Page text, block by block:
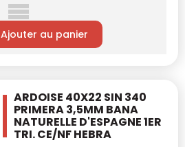
Ajouter au panier
ARDOISE 40X22 SIN 340
PRIMERA 3,5MM BANA
NATURELLE D'ESPAGNE 1ER
TRI. CE/NFHEBRA